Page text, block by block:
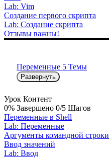
Lab: Vim
Создание первого скрипта
Lab: Создание скрипта
Отзывы важны!
Переменные 5 Темы
Развернуть
Урок Контент
0% Завершено 0/5 Шагов
Переменные в Shell
Lab: Переменные
Аргументы командной строки
Ввод значений
Lab: Ввод